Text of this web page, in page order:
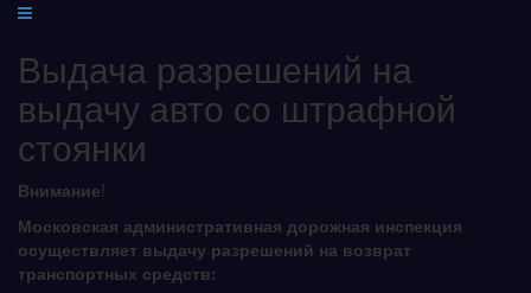
Выдача разрешений на
выдачу авто со штрафной
стоянки
Внимание!
Московская административная дорожная инспекция
осуществляет выдачу разрешений на возврат
транспортных средств: